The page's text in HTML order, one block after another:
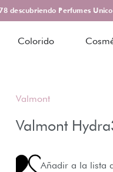
descubriendo Perfumes Unicos
Colorido
Valmont
Valmont
Añadir a la lista